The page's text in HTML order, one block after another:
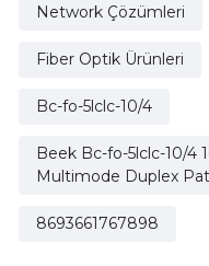
Network Çözümleri
Fiber Optik Ürünleri
Bc-fo-5lclc-10/4
Beek Bc-fo-5lclc-10/4
Multimode Duplex
8693661767898